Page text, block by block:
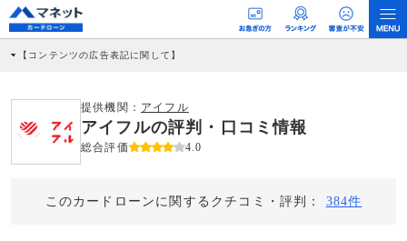
【コンテンツの広告表記に関して】
社に対して企業から紹介報酬が支払われるという収益モデルです。 ただし、特定の
商品を根拠なくPRするものではなく、当編集部の調査／ユーザーへの口コミ収集な
どに基づき、公平性を担保した情報提供を行っています。
>提携企業一覧
提供機関： アイフル
アイフルの評判・口コミ情報
総合評価 4.0
このカードローンに関するクチコミ・評判： 384件